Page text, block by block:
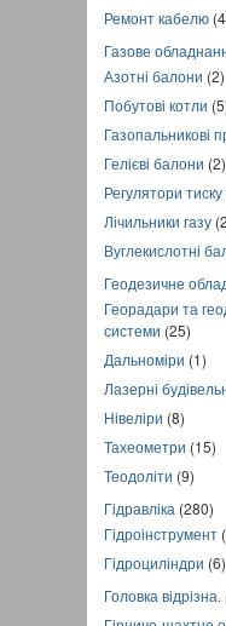
Ремонт кабелю
Газове
Азотні балони (2)
Побутові котли
Газопальникові
Гелієві балони (2)
Регулятори тиску
Лічильники газу
Вуглекислотні
Геодезичне
Георадари та
системи (25)
Дальноміри (1)
Лазерні
Нівеліри (8)
Тахеометри (15)
Теодоліти (9)
Гідравліка (280)
Гідроінструмент
Гідроциліндри (6)
Головка відрізна.